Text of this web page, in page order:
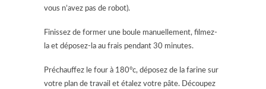
vous n’avez pas de robot).
Finissez de former une boule manuellement, filmez-
la et déposez-la au frais pendant 30 minutes.
Préchauffez le four à 180°c, déposez de la farine sur
votre plan de travail et étalez votre pâte. Découpez